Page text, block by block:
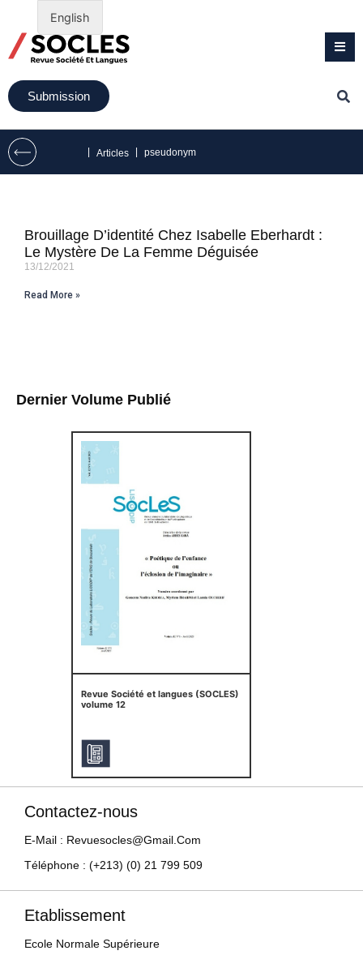
Submission
Articles pseudonym
Dernier Volume Publié
Revue Société et langues (SOCLES)
volume 12
Brouillage D’identité Chez Isabelle Eberhardt :
Le Mystère De La Femme Déguisée
13/12/2021
Read More »
Contactez-nous
E-Mail : Revuesocles@gmail.com
Téléphone : (+213) (0) 21 799 509
Etablissement
Ecole Normale Supérieure
English